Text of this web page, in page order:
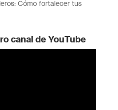
Cómo fortalecer tus
canal de YouTube